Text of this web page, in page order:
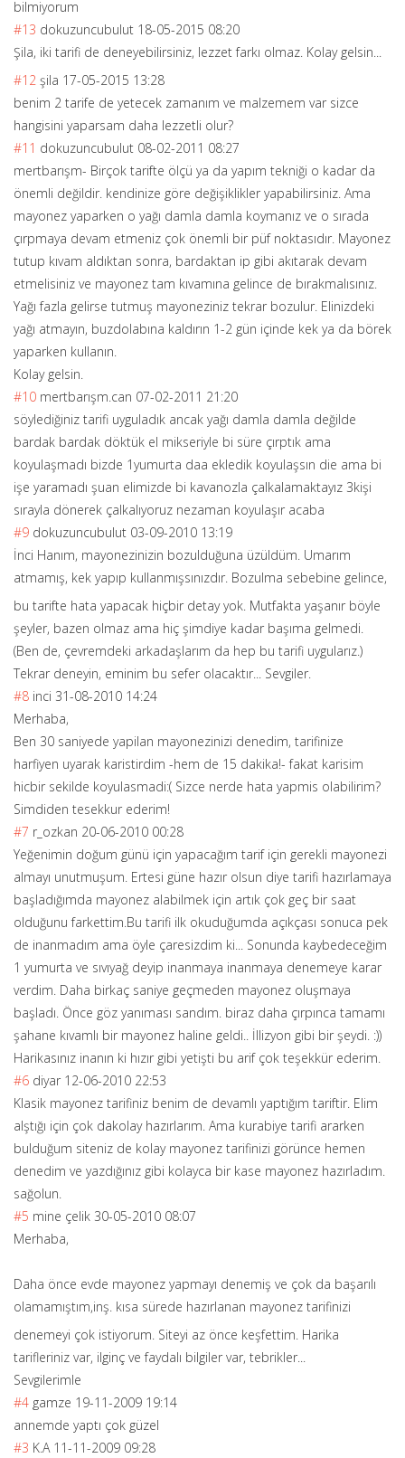
bilmiyorum
#13 dokuzuncubulut 18-05-2015 08:20
Şila, iki tarifi de deneyebilirsiniz, lezzet farkı olmaz. Kolay gelsin...
#12 şila 17-05-2015 13:28
benim 2 tarife de yetecek zamanım ve malzemem var sizce
hangisini yaparsam daha lezzetli olur?
#11 dokuzuncubulut 08-02-2011 08:27
mertbarışm- Birçok tarifte ölçü ya da yapım tekniği o kadar da
önemli değildir. kendinize göre değişiklikler yapabilirsiniz. Ama
mayonez yaparken o yağı damla damla koymanız ve o sırada
çırpmaya devam etmeniz çok önemli bir püf noktasıdır. Mayonez
tutup kıvam aldıktan sonra, bardaktan ip gibi akıtarak devam
etmelisiniz ve mayonez tam kıvamına gelince de bırakmalısınız.
Yağı fazla gelirse tutmuş mayoneziniz tekrar bozulur. Elinizdeki
yağı atmayın, buzdolabına kaldırın 1-2 gün içinde kek ya da börek
yaparken kullanın.
Kolay gelsin.
#10 mertbarışm.can 07-02-2011 21:20
söylediğiniz tarifi uyguladık ancak yağı damla damla değilde
bardak bardak döktük el mikseriyle bi süre çırptık ama
koyulaşmadı bizde 1yumurta daa ekledik koyulaşsın die ama bi
işe yaramadı şuan elimizde bi kavanozla çalkalamaktayız 3kişi
sırayla dönerek çalkalıyoruz nezaman koyulaşır acaba
#9 dokuzuncubulut 03-09-2010 13:19
İnci Hanım, mayonezinizin bozulduğuna üzüldüm. Umarım
atmamış, kek yapıp kullanmışsınızdır. Bozulma sebebine gelince,
bu tarifte hata yapacak hiçbir detay yok. Mutfakta yaşanır böyle
şeyler, bazen olmaz ama hiç şimdiye kadar başıma gelmedi.
(Ben de, çevremdeki arkadaşlarım da hep bu tarifi uygularız.)
Tekrar deneyin, eminim bu sefer olacaktır... Sevgiler.
#8 inci 31-08-2010 14:24
Merhaba,
Ben 30 saniyede yapilan mayonezinizi denedim, tarifinize
harfiyen uyarak karistirdim -hem de 15 dakika!- fakat karisim
hicbir sekilde koyulasmadi:( Sizce nerde hata yapmis olabilirim?
Simdiden tesekkur ederim!
#7 r_ozkan 20-06-2010 00:28
Yeğenimin doğum günü için yapacağım tarif için gerekli mayonezi
almayı unutmuşum. Ertesi güne hazır olsun diye tarifi hazırlamaya
başladığımda mayonez alabilmek için artık çok geç bir saat
olduğunu farkettim.Bu tarifi ilk okuduğumda açıkçası sonuca pek
de inanmadım ama öyle çaresizdim ki... Sonunda kaybedeceğim
1 yumurta ve sıvıyağ deyip inanmaya inanmaya denemeye karar
verdim. Daha birkaç saniye geçmeden mayonez oluşmaya
başladı. Önce göz yanıması sandım. biraz daha çırpınca tamamı
şahane kıvamlı bir mayonez haline geldi.. İllizyon gibi bir şeydi. :))
Harikasınız inanın ki hızır gibi yetişti bu arif çok teşekkür ederim.
#6 diyar 12-06-2010 22:53
Klasik mayonez tarifiniz benim de devamlı yaptığım tariftir. Elim
alştığı için çok dakolay hazırlarım. Ama kurabiye tarifi ararken
bulduğum siteniz de kolay mayonez tarifinizi görünce hemen
denedim ve yazdığınız gibi kolayca bir kase mayonez hazırladım.
sağolun.
#5 mine çelik 30-05-2010 08:07
Merhaba,
Daha önce evde mayonez yapmayı denemiş ve çok da başarılı
olamamıştım,inş. kısa sürede hazırlanan mayonez tarifinizi
denemeyi çok istiyorum. Siteyi az önce keşfettim. Harika
tarifleriniz var, ilginç ve faydalı bilgiler var, tebrikler...
Sevgilerimle
#4 gamze 19-11-2009 19:14
annemde yaptı çok güzel
#3 K.A 11-11-2009 09:28